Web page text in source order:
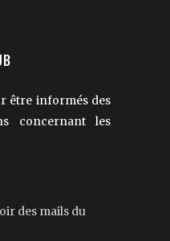
être informés des
concernant les
des mails du